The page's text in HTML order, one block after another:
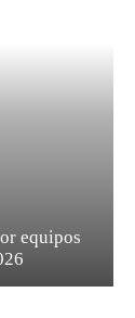
equipos